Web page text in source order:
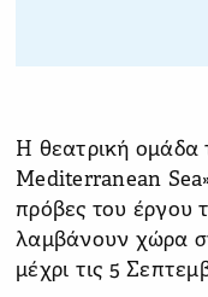
Η θεατρική
Mediterranean
πρόβες του έργου
λαμβάνουν χώρα
μέχρι τις 5